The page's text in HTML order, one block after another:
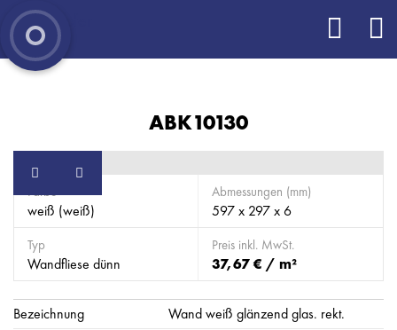
ABK10130
Farbe
weiß (weiß)
Abmessungen (mm)
597 x 297 x 6
Typ
Wandfliese dünn
Preis inkl. MwSt.
37,67 € / m²
Bezeichnung
Wand weiß glänzend glas. rekt.